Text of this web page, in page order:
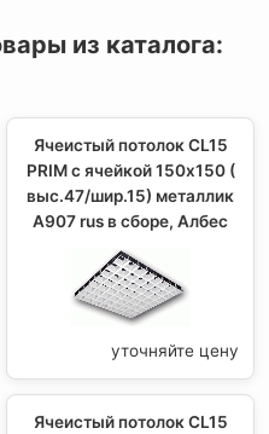
из каталога:
Ячеистый потолок CL15
PRIM с ячейкой 150х150 (
выс.47/шир.15) металлик
А907 rus в сборе, Албес
уточняйте цену
Ячеистый потолок CL15